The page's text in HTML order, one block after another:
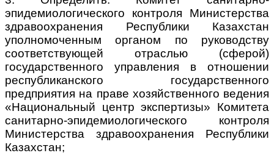
эпидемиологического контроля Министерства
здравоохранения Республики Казахстан
уполномоченным органом по руководству
соответствующей отраслью (сферой)
государственного управления в отношении
республиканского государственного
предприятия на праве хозяйственного ведения
«Национальный центр экспертизы» Комитета
санитарно-эпидемиологического контроля
Министерства здравоохранения Республики
Казахстан;